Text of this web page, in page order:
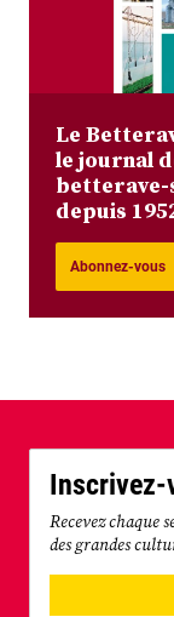
Le
le journal
depuis
Abonnez-vous
Inscrivez-
Recevez chaque
des grandes